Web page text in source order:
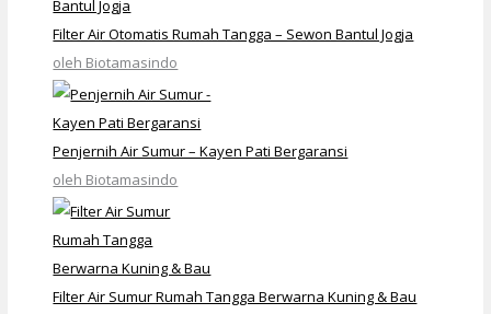
Filter Air Otomatis Rumah Tangga – Sewon Bantul Jogja
oleh Biotamasindo
Penjernih Air Sumur – Kayen Pati Bergaransi
oleh Biotamasindo
Filter Air Sumur Rumah Tangga Berwarna Kuning & Bau